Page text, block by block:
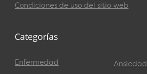
Condiciones de uso del sitio web
Categorías
Enfermedad
Ansiedad